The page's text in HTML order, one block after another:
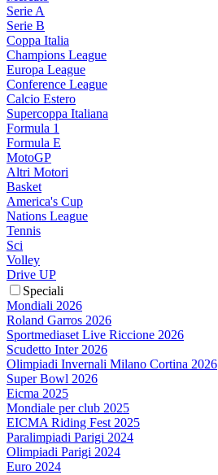
Serie A
Serie B
Coppa Italia
Champions League
Europa League
Conference League
Calcio Estero
Supercoppa Italiana
Formula 1
Formula E
MotoGP
Altri Motori
Basket
America's Cup
Nations League
Tennis
Sci
Volley
Drive UP
Speciali
Mondiali 2026
Roland Garros 2026
Sportmediaset Live Riccione 2026
Scudetto Inter 2026
Olimpiadi Invernali Milano Cortina 2026
Super Bowl 2026
Eicma 2025
Mondiale per club 2025
EICMA Riding Fest 2025
Paralimpiadi Parigi 2024
Olimpiadi Parigi 2024
Euro 2024